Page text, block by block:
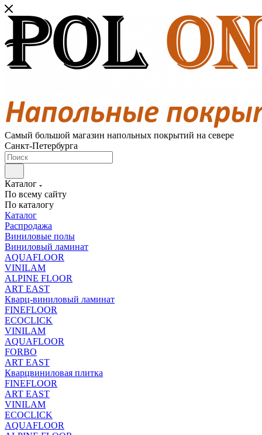
Самый большой магазин напольных покрытий на севере
Санкт-Петербурга
Каталог
По всему сайту
По каталогу
Каталог
Распродажа
Виниловые полы
Виниловый ламинат
AQUAFLOOR
VINILAM
ALPINE FLOOR
ART EAST
Кварц-виниловый ламинат
FINEFLOOR
ECOCLICK
VINILAM
AQUAFLOOR
FORBO
ART EAST
Кварцвиниловая плитка
FINEFLOOR
ART EAST
VINILAM
ECOCLICK
AQUAFLOOR